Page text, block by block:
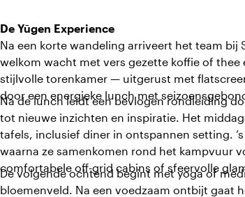
De Yūgen Experience
Na een korte wandeling arriveert het team
welkom wacht met vers gezette koffie of
stijlvolle torenkamer — uitgerust met
door een energieke lunch met
Na de lunch leidt een bevlogen rondleiding
tot nieuwe inzichten en inspiratie. Het
tafels, inclusief diner in ontspannen setting.
waarna ze samenkomen rond het kampvuur
comfortabele off-grid cabins of sfeervolle
De volgende ochtend begint met yoga of
bloemenveld. Na een voedzaam ontbijt gaat